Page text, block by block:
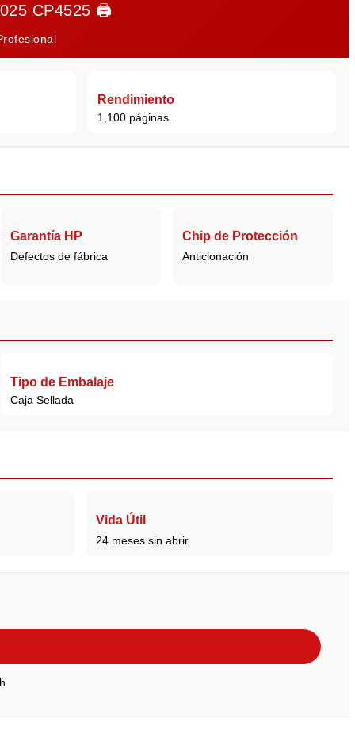
CP4525 🖨️
Rendimiento
1,100 páginas
Garantía HP
Defectos de fábrica
Chip de Protección
Anticlonación
Tipo de Embalaje
Caja Sellada
Vida Útil
24 meses sin abrir